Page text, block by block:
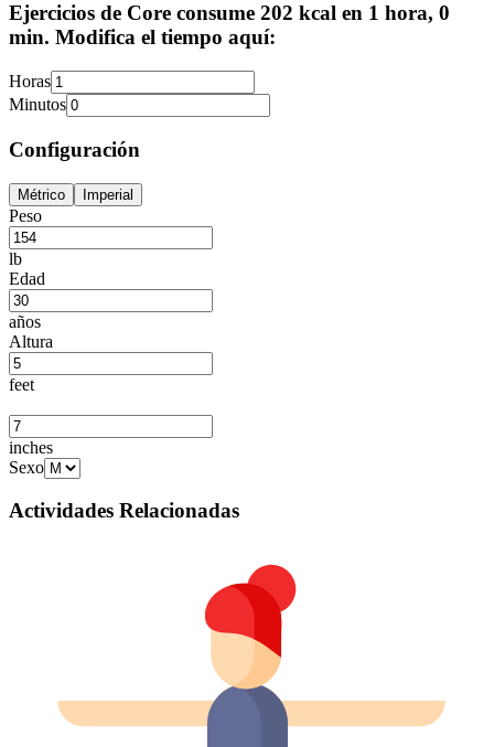
Ejercicios de Core consume 202 kcal en 1 hora, 0
min. Modifica el tiempo aquí:
Horas
Minutos
Configuración
Métrico Imperial
Peso
lb
Edad
años
Altura
feet
inches
Sexo
Actividades Relacionadas